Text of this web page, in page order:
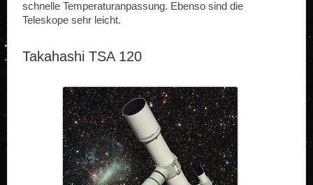
schnelle Temperaturanpassung. Ebenso sind die
Teleskope sehr leicht.
Takahashi TSA 120